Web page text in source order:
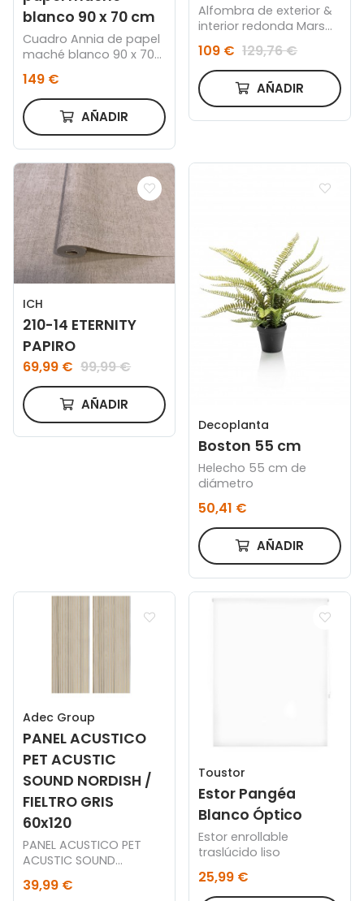
blanco 90 x 70 cm
Cuadro Annia de papel
maché blanco 90 x 70
149 €
AÑADIR
Alfombra de exterior &
interior redonda Mars
109 € 129,76 €
AÑADIR
ICH
210-14 ETERNITY
PAPIRO
69,99 € 99,99 €
AÑADIR
Decoplanta
Boston 55 cm
Helecho 55 cm de
diámetro
50,41 €
AÑADIR
Adec Group
PANEL ACUSTICO
PET ACUSTIC
SOUND NORDISH /
FIELTRO GRIS
60x120
PANEL ACUSTICO PET
ACUSTIC SOUND
NORDISH / FIELTRO GRIS
60 x 120 CM.
39,99 €
Toustor
Estor Pangéa
Blanco Óptico
Estor enrollable
traslúcido liso
25,99 €